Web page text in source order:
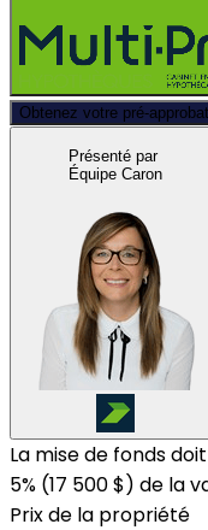
Obtenez votre pré-
Présenté par
Équipe Caron
La mise de fonds
5% (17 500 $) de la
Prix de la propriété